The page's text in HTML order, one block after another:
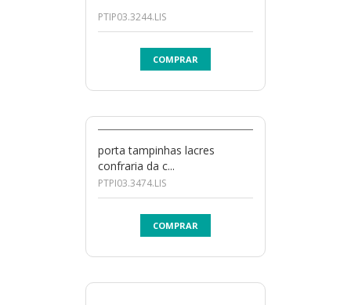
PTIP03.3244.LIS
COMPRAR
porta tampinhas lacres
confraria da c...
PTPI03.3474.LIS
COMPRAR